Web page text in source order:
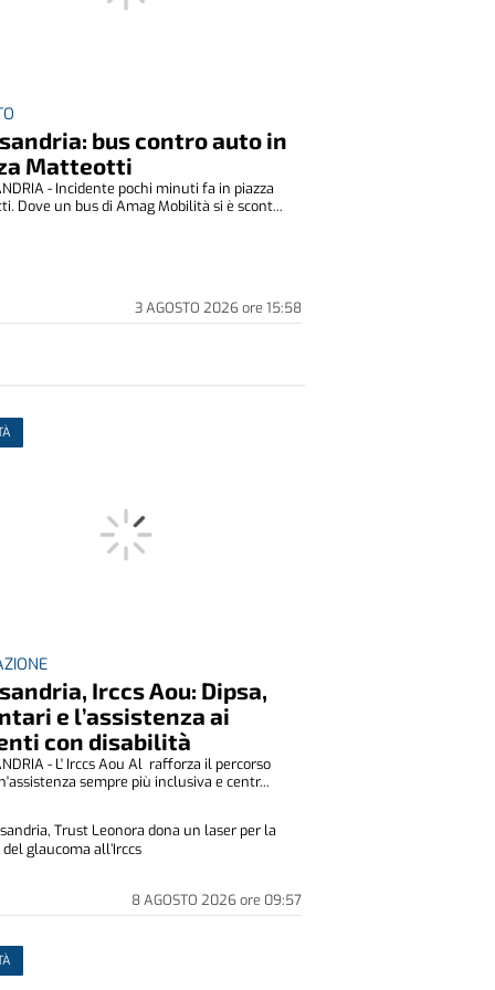
bus contro auto in
Matteotti
3 AGOSTO 2026ore 15:58
- Incidente pochi minuti fa in piazza
Dove un bus di Amag Mobilità si è scont...
Irccs Aou: Dipsa,
e l’assistenza ai
con disabilità
8 AGOSTO 2026ore 09:57
- L' Irccs Aou Al rafforza il percorso
sempre più inclusiva e centr...
Trust Leonora dona un laser per la
glaucoma all’Irccs